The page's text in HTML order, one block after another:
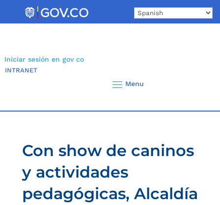
Iniciar sesión en gov co
INTRANET
Con show de caninos
y actividades
pedagógicas, Alcaldía